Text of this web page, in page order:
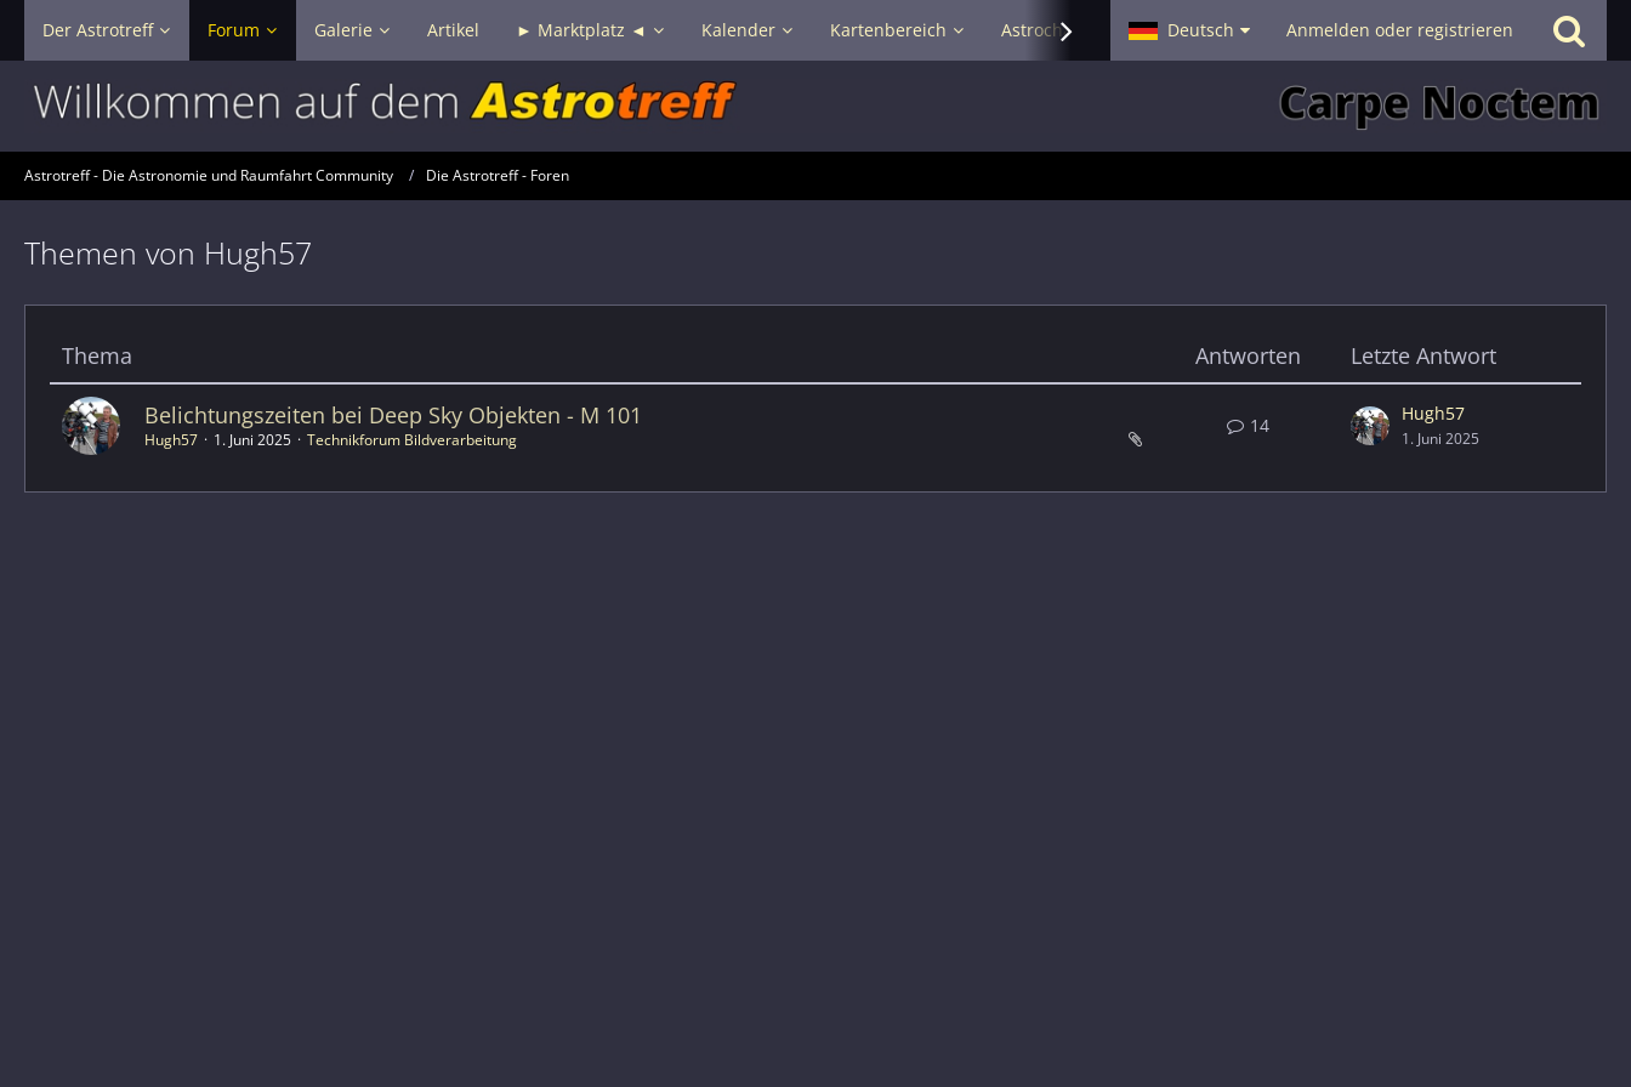
Der Astrotreff Forum Galerie Artikel ► Marktplatz ◄ Kalender Kartenbereich Astrochat - Smalltalk Hilfe
Deutsch Anmelden oder registrieren
Astrotreff - Die Astronomie und Raumfahrt Community Die Astrotreff - Foren
Themen von Hugh57
Thema Antworten Letzte Antwort
Belichtungszeiten bei Deep Sky Objekten - M 101
Hugh57 1. Juni 2025 Technikforum Bildverarbeitung
14
Hugh57
1. Juni 2025